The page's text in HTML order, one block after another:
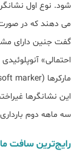
شود. نوع اول
می دهند که در صورت
گفت جنین دارای
احتمالی»
این نشانگرها
سه ماهه دوم
رایج‌ترین سافت